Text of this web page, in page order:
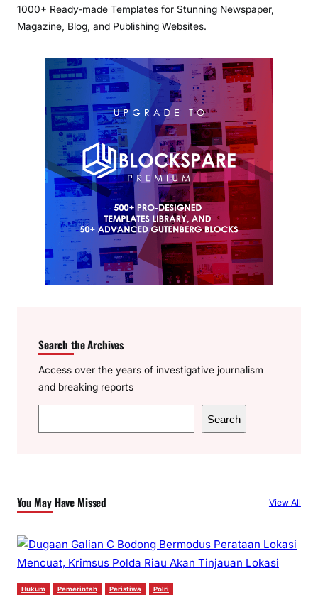
1000+ Ready-made Templates for Stunning Newspaper,
Magazine, Blog, and Publishing Websites.
Search the Archives
Access over the years of investigative journalism
and breaking reports
e
h
Search
You May Have Missed View All
Hukum Pemerintah Peristiwa Polri